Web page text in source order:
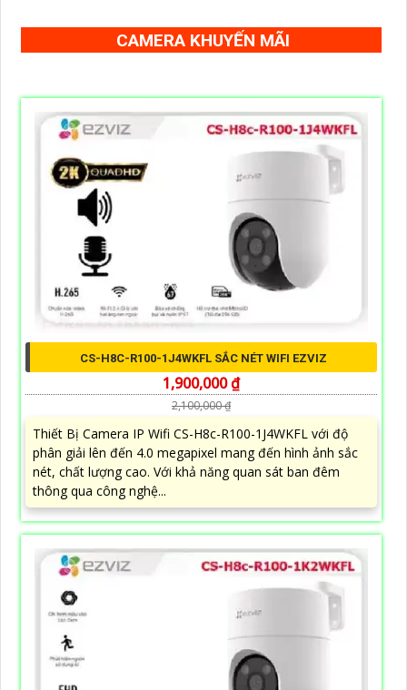
CAMERA KHUYẾN MÃI
CS-H8C-R100-1J4WKFL SẮC NÉT WIFI EZVIZ
1,900,000 ₫
2,100,000 ₫
Thiết Bị Camera IP Wifi CS-H8c-R100-1J4WKFL với độ
phân giải lên đến 4.0 megapixel mang đến hình ảnh sắc
nét, chất lượng cao. Với khả năng quan sát ban đêm
thông qua công nghệ...